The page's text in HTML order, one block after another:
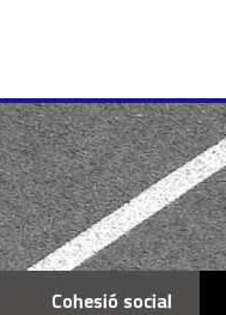
Cohesió social